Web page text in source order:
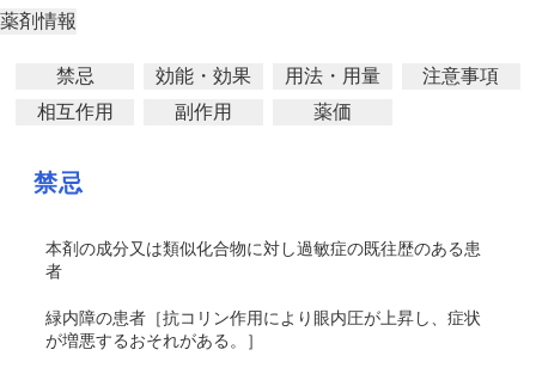
薬剤情報
禁忌 効能・効果 用法・用量
注意事項
相互作用
副作用 薬価
禁忌
本剤の成分又は類似化合物に対し過敏症の既往歴のある患
者
緑内障の患者［抗コリン作用により眼内圧が上昇し、症状
が増悪するおそれがある。］